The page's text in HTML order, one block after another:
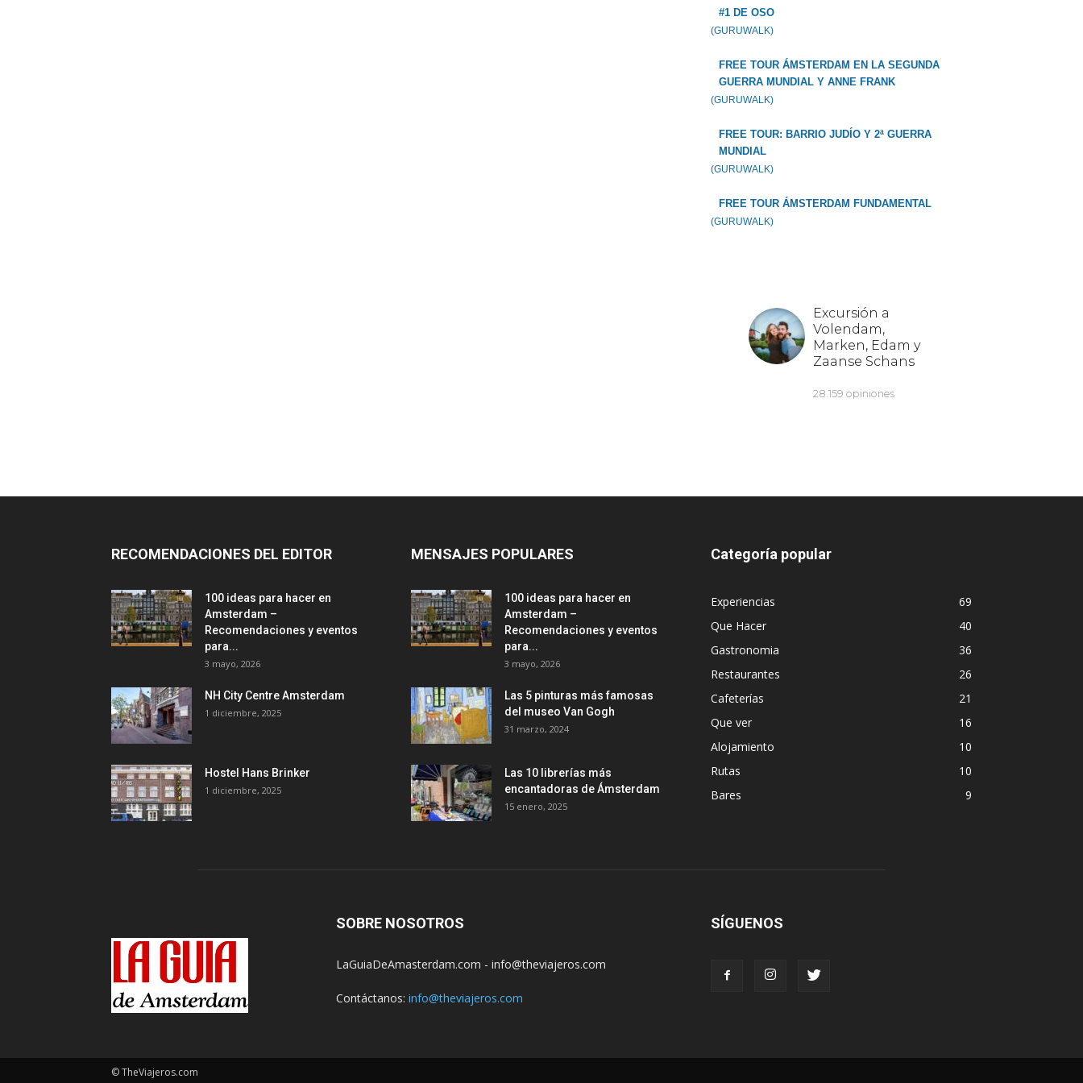
#1 DE OSO
(GURUWALK)
FREE TOUR ÁMSTERDAM EN LA SEGUNDA
GUERRA MUNDIAL Y ANNE FRANK
(GURUWALK)
FREE TOUR: BARRIO JUDÍO Y 2ª GUERRA
MUNDIAL
(GURUWALK)
FREE TOUR ÁMSTERDAM FUNDAMENTAL
(GURUWALK)
RECOMENDACIONES DEL EDITOR
100 ideas para hacer en
Amsterdam –
Recomendaciones y eventos
para...
3 mayo, 2026
NH City Centre Amsterdam
1 diciembre, 2025
Hostel Hans Brinker
1 diciembre, 2025
MENSAJES POPULARES
100 ideas para hacer en
Amsterdam –
Recomendaciones y eventos
para...
3 mayo, 2026
Las 5 pinturas más famosas
del museo Van Gogh
31 marzo, 2024
Las 10 librerías más
encantadoras de Ámsterdam
15 enero, 2025
Categoría popular
Experiencias
69
Que Hacer
40
Gastronomia
36
Restaurantes
26
Cafeterías
21
Que ver
16
Alojamiento
10
Rutas
10
Bares
9
SOBRE NOSOTROS
LaGuiaDeAmasterdam.com - info@theviajeros.com
Contáctanos: info@theviajeros.com
SÍGUENOS
© TheViajeros.com